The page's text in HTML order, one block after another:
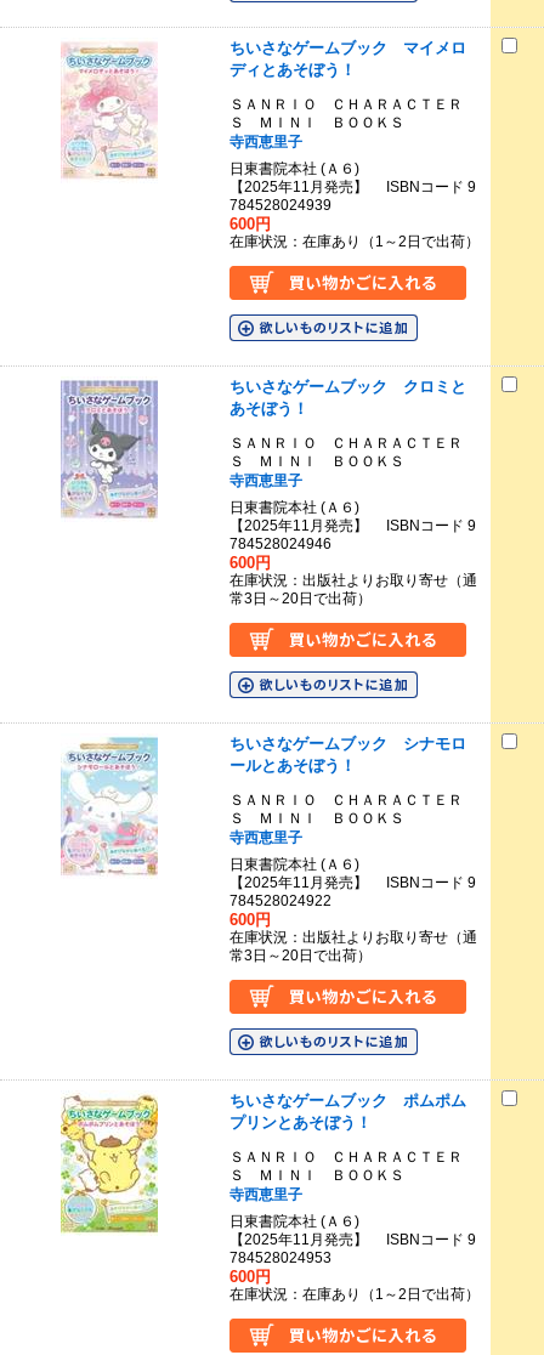
ちいさなゲームブック マイメロ
ディとあそぼう！
ＳＡＮＲＩＯ ＣＨＡＲＡＣＴＥＲ
Ｓ ＭＩＮＩ ＢＯＯＫＳ
寺西恵里子
日東書院本社 (Ａ６)
【2025年11月発売】 ISBNコード 9
784528024939
600円
在庫状況：在庫あり（1～2日で出荷）
ちいさなゲームブック クロミと
あそぼう！
ＳＡＮＲＩＯ ＣＨＡＲＡＣＴＥＲ
Ｓ ＭＩＮＩ ＢＯＯＫＳ
寺西恵里子
日東書院本社 (Ａ６)
【2025年11月発売】 ISBNコード 9
784528024946
600円
在庫状況：出版社よりお取り寄せ（通
常3日～20日で出荷）
ちいさなゲームブック シナモロ
ールとあそぼう！
ＳＡＮＲＩＯ ＣＨＡＲＡＣＴＥＲ
Ｓ ＭＩＮＩ ＢＯＯＫＳ
寺西恵里子
日東書院本社 (Ａ６)
【2025年11月発売】 ISBNコード 9
784528024922
600円
在庫状況：出版社よりお取り寄せ（通
常3日～20日で出荷）
ちいさなゲームブック ポムポム
プリンとあそぼう！
ＳＡＮＲＩＯ ＣＨＡＲＡＣＴＥＲ
Ｓ ＭＩＮＩ ＢＯＯＫＳ
寺西恵里子
日東書院本社 (Ａ６)
【2025年11月発売】 ISBNコード 9
784528024953
600円
在庫状況：在庫あり（1～2日で出荷）